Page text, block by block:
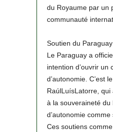
du Royaume par un
communauté
Soutien du Paraguay
Le Paraguay a
intention d’ouvrir
d’autonomie. C’est
RaúlLuísLatorre, qui
à la souveraineté du
d’autonomie
Ces soutiens